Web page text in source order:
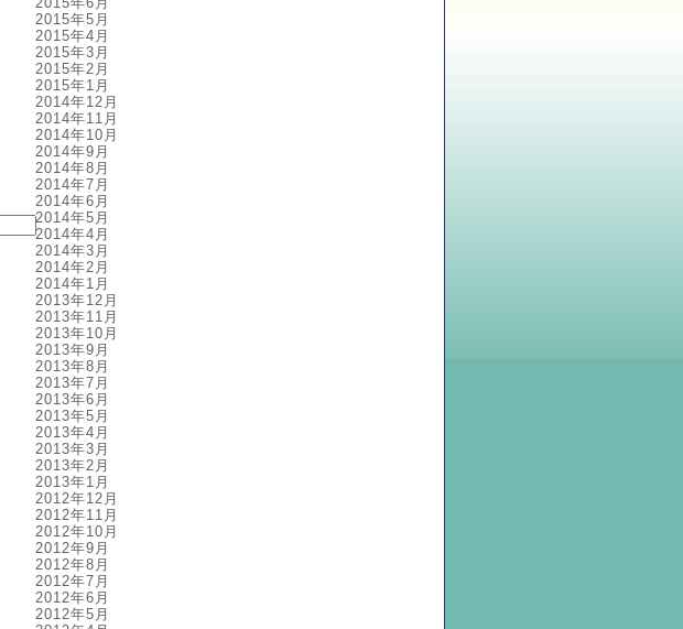
2015年5月
2015年4月
2015年3月
2015年2月
2015年1月
2014年12月
2014年11月
2014年10月
2014年9月
2014年8月
2014年7月
2014年6月
2014年5月
2014年4月
2014年3月
2014年2月
2014年1月
2013年12月
2013年11月
2013年10月
2013年9月
2013年8月
2013年7月
2013年6月
2013年5月
2013年4月
2013年3月
2013年2月
2013年1月
2012年12月
2012年11月
2012年10月
2012年9月
2012年8月
2012年7月
2012年6月
2012年5月